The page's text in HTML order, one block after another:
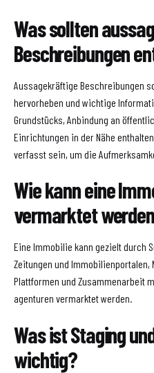
Was sollten
Beschreibungen
Aussagekräftige Beschreibungen
hervorheben und wichtige
Grundstücks, Anbindung an
Einrichtungen in der Nähe
verfasst sein, um die
Wie kann eine
vermarktet
Eine Immobilie kann gezielt durch
Zeitungen und Immobilienportalen,
Plattformen und Zusammenarbeit
agenturen vermarktet werden.
Was ist Staging
wichtig?